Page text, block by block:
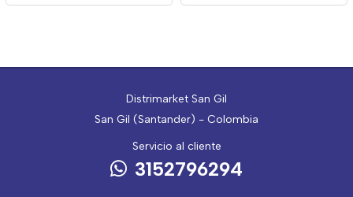
Distrimarket San Gil
San Gil (Santander) - Colombia
Servicio al cliente
3152796294